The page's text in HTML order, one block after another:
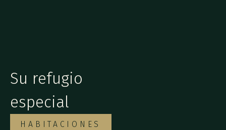
Su refugio
especial
HABITACIONES